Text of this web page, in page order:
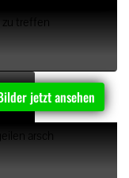
zu treffen
jetzt ansehen
arsch